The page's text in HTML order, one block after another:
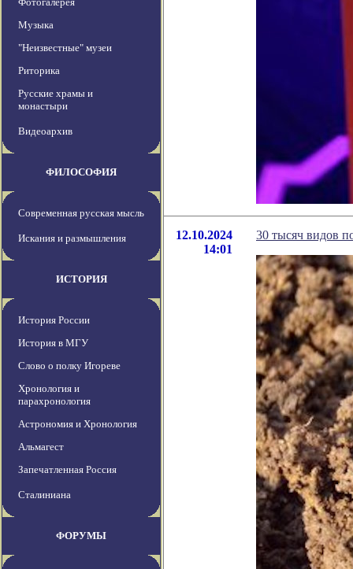
Музыка
"Неизвестные" музеи
Риторика
Русские храмы и
монастыри
Видеоархив
ФИЛОСОФИЯ
Современная русская мысль
Искания и размышления
ИСТОРИЯ
История России
История в МГУ
Слово о полку Игореве
Хронология и
парахронология
Астрономия и Хронология
Альмагест
Запечатленная Россия
Сталиниана
ФОРУМЫ
12.10.2024
14:01
30 тысяч видов